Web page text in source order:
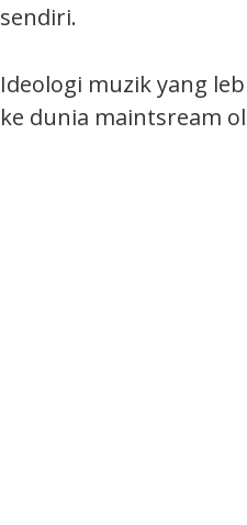
sendiri.
Ideologi muzik yang
ke dunia maintsream